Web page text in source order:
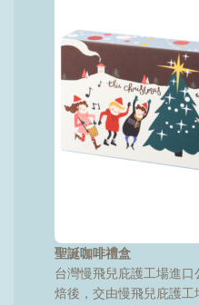
聖誕咖啡禮盒
台灣慢飛兒庇護工場進
焙後，交由慢飛兒庇護